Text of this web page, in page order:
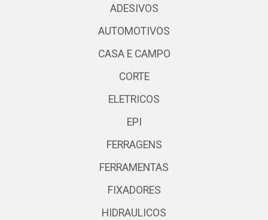
ADESIVOS
AUTOMOTIVOS
CASA E CAMPO
CORTE
ELETRICOS
EPI
FERRAGENS
FERRAMENTAS
FIXADORES
HIDRAULICOS